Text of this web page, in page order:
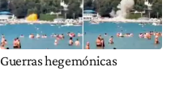
Guerras hegemónicas